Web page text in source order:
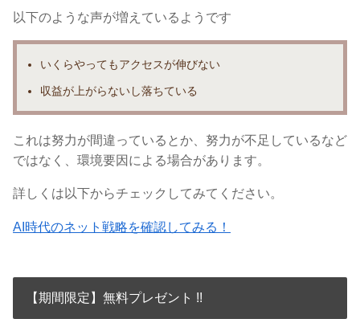
以下のような声が増えているようです
いくらやっても アクセスが伸びない
収益が上がらないし落ちている
これは努力が間違っているとか、努力が不足しているなど
ではなく、 環境要因による場合があります。
詳しくは以下からチェックしてみてください。
AI時代のネット戦略を確認してみる！
【期間限定】無料プレゼント !!